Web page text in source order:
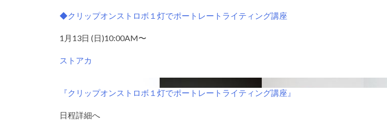
◆クリップオンストロボ１灯でポートレートライティング講座
1月13日 (日)10:00AM〜
ストアカ
『クリップオンストロボ１灯でポートレートライティング講座』
日程詳細へ